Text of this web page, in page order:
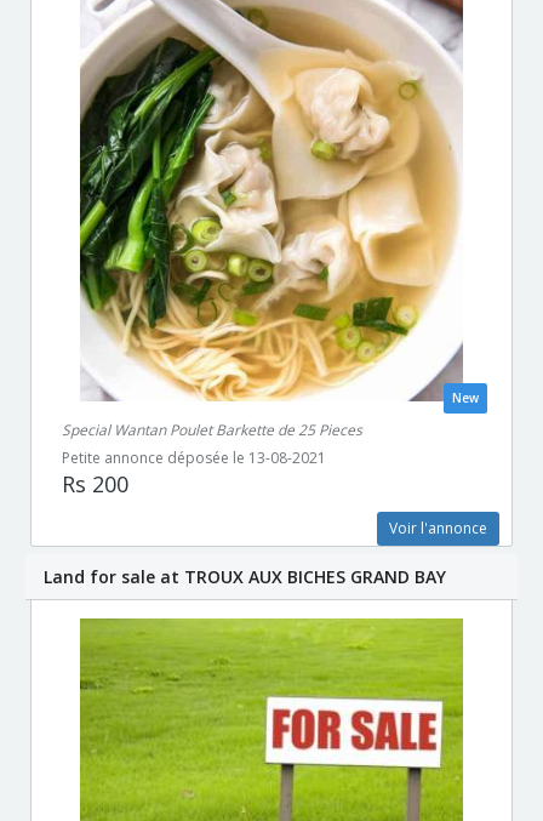
New
Special Wantan Poulet Barkette de 25 Pieces
Petite annonce déposée le 13-08-2021
Rs 200
Voir l'annonce
Land for sale at TROUX AUX BICHES GRAND BAY